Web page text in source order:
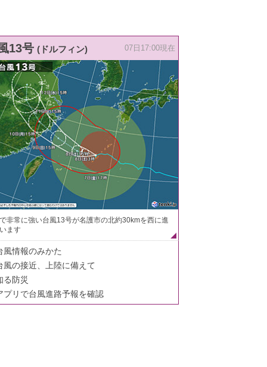
13号 (ドルフィン) 07日17:00現在
非常に強い台風13号が名護市の北約30kmを西に進
ます
風情報のみかた
風の接近、上陸に備えて
る防災
プリで台風進路予報を確認